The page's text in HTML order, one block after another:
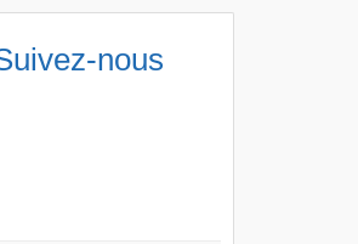
nous